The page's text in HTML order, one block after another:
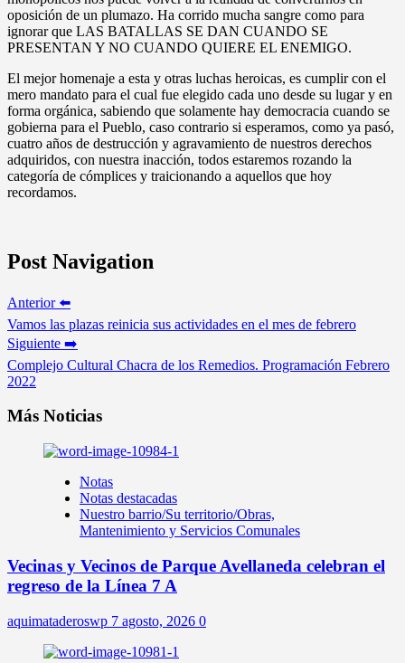
oposición de un plumazo. Ha corrido mucha sangre como para
ignorar que LAS BATALLAS SE DAN CUANDO SE
PRESENTAN Y NO CUANDO QUIERE EL ENEMIGO.
El mejor homenaje a esta y otras luchas heroicas, es cumplir con el
mero mandato para el cual fue elegido cada uno desde su lugar y en
forma orgánica, sabiendo que solamente hay democracia cuando se
gobierna para el Pueblo, caso contrario si esperamos, como ya pasó,
cuatro años de destrucción y agravamiento de nuestros derechos
adquiridos, con nuestra inacción, todos estaremos rozando la
categoría de cómplices y traicionando a aquellos que hoy
recordamos.
Post Navigation
Anterior ⬅️
Vamos las plazas reinicia sus actividades en el mes de febrero
Siguiente ➡️
Complejo Cultural Chacra de los Remedios. Programación Febrero
2022
Más Noticias
Notas
Notas destacadas
Nuestro barrio/Su territorio/Obras,
Mantenimiento y Servicios Comunales
Vecinas y Vecinos de Parque Avellaneda celebran el
regreso de la Línea 7 A
aquimataderoswp 7 agosto, 2026 0